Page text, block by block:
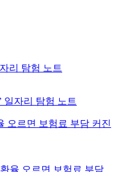
일자리 탐험 노트
율 오르면 보험료 부담